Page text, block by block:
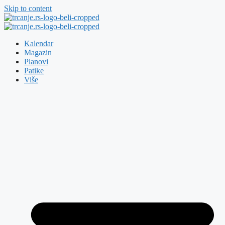
Skip to content
Kalendar
Magazin
Planovi
Patike
Više